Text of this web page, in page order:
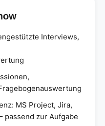
Interviews,
MS Project, Jira,
passend zur Aufgabe